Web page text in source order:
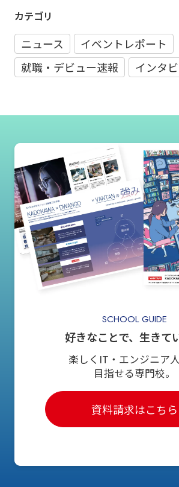
カテゴリ
ニュース
イベントレポート
就職・デビュー速報
インタ
SCHOOL GUIDE
好きなことで、生きて
楽しくIT・エンジニア
目指せる専門校。
資料請求はこちら